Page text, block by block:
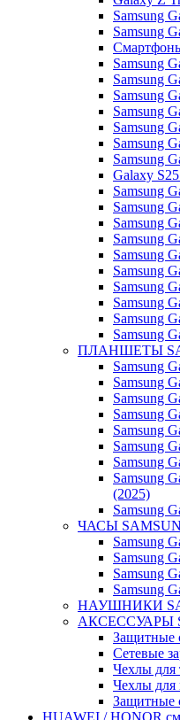
Samsung
Samsung
Samsung
Samsung
Samsung
Samsung
Samsung
Samsung
Samsung
Galaxy
Samsung
Samsung
Samsung
Samsung
Samsung
Samsung
Samsung
Samsung
Samsung
Samsung
ПЛАНШЕТЫ
Samsung
Samsung
Samsung
Samsung
Samsung
Samsung
Samsung
Samsung
(2025)
Samsung
ЧАСЫ
Samsung
Samsung
Samsung
Samsung
НАУШНИКИ
АКСЕССУАРЫ
Защитные
Сетевые
Чехлы для
Чехлы для
Защитные
HUAWEI / HONOR